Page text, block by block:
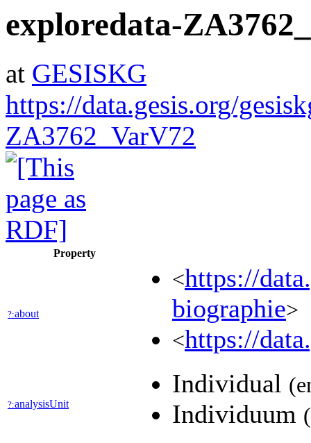
exploredata-
at GESISKG
https://data.gesis.org/
ZA3762_VarV72
Property
?:about
<https://
biographie>
<https://
?:analysisUnit
Individual
Individuum